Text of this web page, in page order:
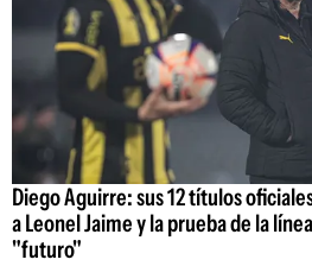
Diego Aguirre: sus 12 títulos
a Leonel Jaime y la prueba de la
"futuro"